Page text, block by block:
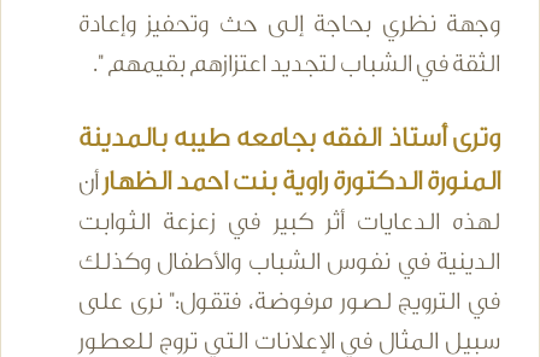
وجهة نظري بحاجة إلى حث وتحفيز وإعادة
الثقة في الشباب لتجديد اعتزازهم بقيمهم ".
وترى أستاذ الفقه بجامعه طيبه بالمدينة
المنورة الدكتورة راوية بنت احمد الظهار أن
لهذه الدعايات أثر كبير في زعزعة الثوابت
الدينية في نفوس الشباب والأطفال وكذلك
في الترويج لصور مرفوضة، فتقول:" نرى على
سبيل المثال في الإعلانات التي تروج للعطور